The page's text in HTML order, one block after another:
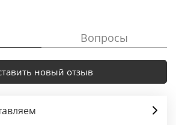
Вопросы
новый отзыв